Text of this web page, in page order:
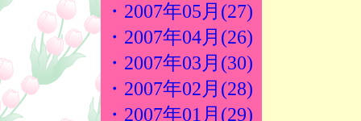
・2007年05月(27)
・2007年04月(26)
・2007年03月(30)
・2007年02月(28)
・2007年01月(29)